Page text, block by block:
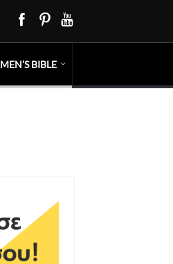
MEN’S BIBLE